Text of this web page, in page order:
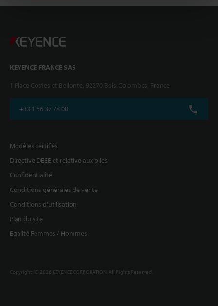
KEYENCE FRANCE SAS
1 Place Costes et Bellonte, 92270 Bois-Colombes, France
+33 1 56 37 78 00
Modèles certifiés
Directive DEEE et relative aux piles
Confidentialité
Conditions générales de vente
Conditions d'utilisation
Plan du site
Egalité Femmes / Hommes
Copyright (C) 2026 KEYENCE CORPORATION. All Rights Reserved.